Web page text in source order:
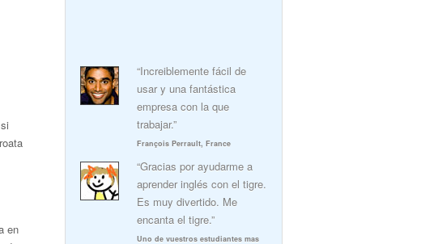
en
“Increiblemente fácil de
usar y una fantástica
empresa con la que
trabajar.”
François Perrault, France
“Gracias por ayudarme a
aprender inglés con el tigre.
Es muy divertido. Me
encanta el tigre.”
Uno de vuestros estudiantes mas